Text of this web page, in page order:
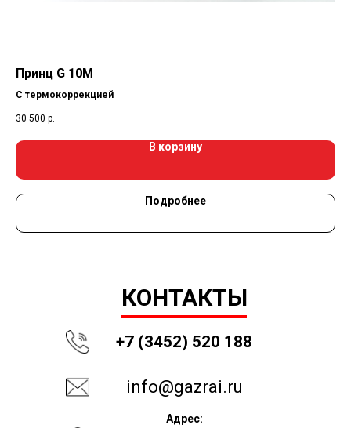
Принц G 10M
С термокоррекцией
30 500 р.
В корзину
Подробнее
КОНТАКТЫ
+7 (3452) 520 188
info@gazrai.ru
Адрес: